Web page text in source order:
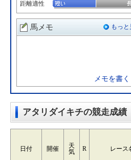
距離適性
馬メモ もっと
メモを書く
アタリダイキチの競走成績
日付 開催
天
気
R レース